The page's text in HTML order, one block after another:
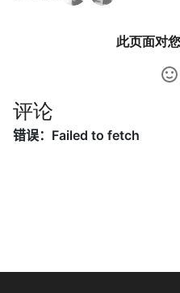
46. 把数字翻译成字符串
42. 最近请求次数
43. 往完全二叉树添加节点
45. 二叉树最底层最左边的值
8.7. 无重复字符串的排列组合
8.9. 括号
此页面对
评论